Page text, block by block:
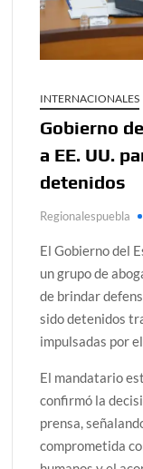
INTERNACIONALES
Gobierno
a EE. UU.
detenidos
Regionalespuebla
El Gobierno del
un grupo de
de brindar
sido detenidos
impulsadas por
El mandatario
confirmó la
prensa,
comprometida